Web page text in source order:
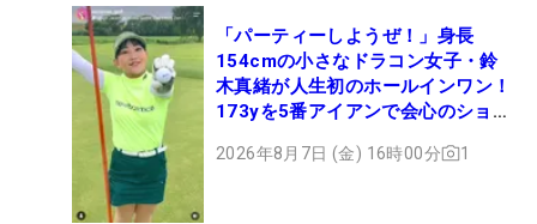
「パーティーしようぜ！」身長
154cmの小さなドラコン女子・鈴
木真緒が人生初のホールインワン！
173yを5番アイアンで会心のショッ
2026年8月7日 (金) 16時00分 1